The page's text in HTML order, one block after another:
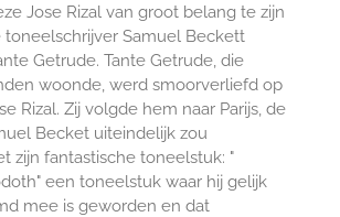
Jose Rizal van groot belang te zijn
toneelschrijver Samuel Beckett
Getrude. Tante Getrude, die
woonde, werd smoorverliefd op
Rizal. Zij volgde hem naar Parijs, de
Becket uiteindelijk zou
zijn fantastische toneelstuk: "
een toneelstuk waar hij gelijk
mee is geworden en dat